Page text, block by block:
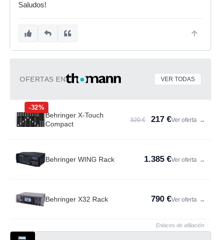
Saludos!
OFERTAS EN VER TODAS
-32%
Behringer X-Touch
Compact
320 € 217 €Ver oferta →
Behringer WING Rack 1.385 €Ver oferta →
Behringer X32 Rack 790 €Ver oferta →
Enlaces de afiliación